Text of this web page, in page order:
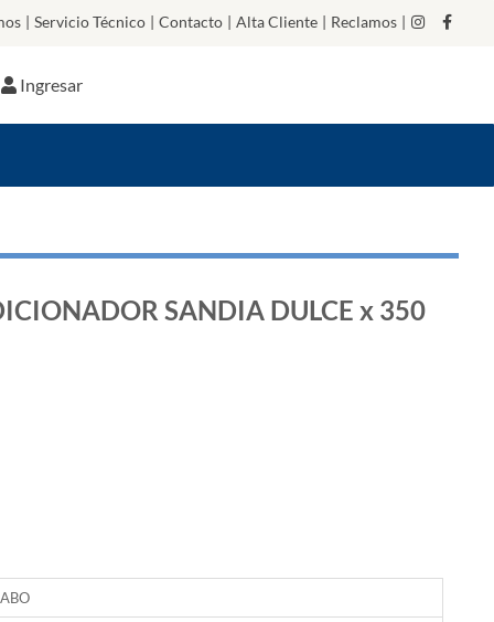
| Servicio Técnico | Contacto | Alta Cliente | Reclamos |
Ingresar
SANDIA DULCE x 350